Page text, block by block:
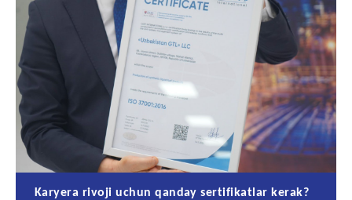
Karyera rivoji uchun qanday sertifikatlar kerak?